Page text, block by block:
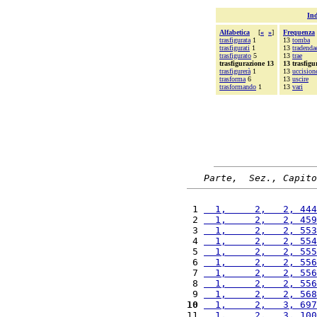
Alfabetica [« »]
trasfigurata 1
trasfigurati 1
trasfigurato 5
trasfigurazione 13
trasfigurerà 1
trasforma 6
trasformando 1
Frequenza
13 tomba
13
13 trae
13
13
13 uscire
13 vari
Parte,  Sez.,
1
  1,     2,   2, 444
2
  1,     2,   2, 459
3
  1,     2,   2, 553
4
  1,     2,   2, 554
5
  1,     2,   2, 555
6
  1,     2,   2, 556
7
  1,     2,   2, 556
8
  1,     2,   2, 556
9
  1,     2,   2, 568
10
  1,     2,   3, 697